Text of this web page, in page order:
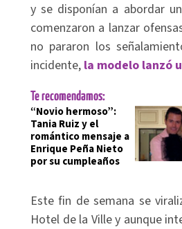
y se disponían a abordar
comenzaron a lanzar
no pararon los
incidente, la modelo lanzó
Te recomendamos:
“Novio hermoso”:
Tania Ruiz y el
romántico mensaje a
Enrique Peña Nieto
por su cumpleaños
Este fin de semana se
Hotel de la Ville y aunque